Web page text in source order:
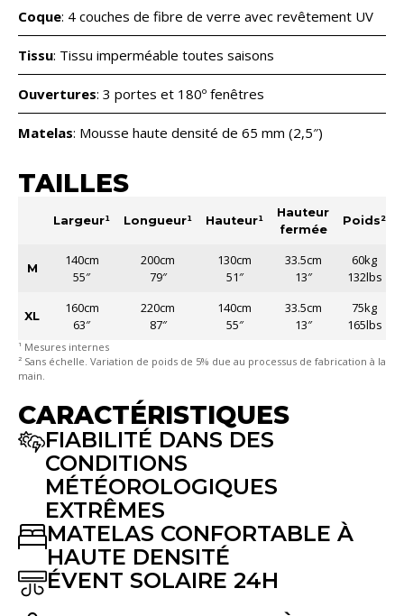
Coque: 4 couches de fibre de verre avec revêtement UV
Tissu: Tissu imperméable toutes saisons
Ouvertures: 3 portes et 180º fenêtres
Matelas: Mousse haute densité de 65 mm (2,5″)
TAILLES
Largeur¹ Longueur¹ Hauteur¹
Hauteur
fermée
Poids²
M
140cm
55″
200cm
79″
130cm
51″
33.5cm
13″
60kg
132lbs
XL
160cm
63″
220cm
87″
140cm
55″
33.5cm
13″
75kg
165lbs
¹ Mesures internes
² Sans échelle. Variation de poids de 5% due au processus de fabrication à la
main.
CARACTÉRISTIQUES
FIABILITÉ DANS DES
CONDITIONS
MÉTÉOROLOGIQUES
EXTRÊMES
MATELAS CONFORTABLE À
HAUTE DENSITÉ
ÉVENT SOLAIRE 24H